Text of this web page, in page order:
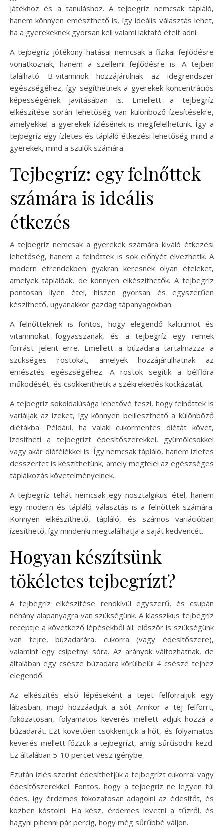
játékhoz és a tanuláshoz. A tejbegríz nemcsak tápláló,
hanem könnyen emészthető is, így ideális választás lehet,
ha a gyerekeknek gyorsan kell valami laktató ételt adni.
A tejbegríz jótékony hatásai nemcsak a fizikai fejlődésre
vonatkoznak, hanem a szellemi fejlődésre is. A tejben
található B-vitaminok hozzájárulnak az idegrendszer
egészségéhez, így segíthetnek a gyerekek koncentrációs
képességének javításában is. Emellett a tejbegríz
elkészítése során lehetőség van különböző ízesítésekre,
amelyekkel a gyerekek ízlésének is megfelelhetünk. Így a
tejbegríz egy ízletes és tápláló étkezési lehetőség mind a
gyerekek, mind a szülők számára.
Tejbegríz: egy felnőttek
számára is ideális
étkezés
A tejbegríz nemcsak a gyerekek számára kiváló étkezési
lehetőség, hanem a felnőttek is sok előnyét élvezhetik. A
modern étrendekben gyakran keresnek olyan ételeket,
amelyek táplálóak, de könnyen elkészíthetők. A tejbegríz
pontosan ilyen étel, hiszen gyorsan és egyszerűen
készíthető, ugyanakkor gazdag tápanyagokban.
A felnőtteknek is fontos, hogy elegendő kalciumot és
vitaminokat fogyasszanak, és a tejbegríz egy remek
forrást jelent erre. Emellett a búzadara tartalmazza a
szükséges rostokat, amelyek hozzájárulhatnak az
emésztés egészségéhez. A rostok segítik a bélflóra
működését, és csökkenthetik a székrekedés kockázatát.
A tejbegríz sokoldalúsága lehetővé teszi, hogy felnőttek is
variálják az ízeket, így könnyen beilleszthető a különböző
diétákba. Például, ha valaki cukormentes diétát követ,
ízesítheti a tejbegrízt édesítőszerekkel, gyümölcsökkel
vagy akár diófélékkel is. Így nemcsak tápláló, hanem ízletes
desszertet is készíthetünk, amely megfelel az egészséges
táplálkozás követelményeinek.
A tejbegríz tehát nemcsak egy nosztalgikus étel, hanem
egy modern és tápláló választás is a felnőttek számára.
Könnyen elkészíthető, tápláló, és számos variációban
ízesíthető, így mindenki megtalálhatja a saját kedvencét.
Hogyan készítsünk
tökéletes tejbegrízt?
A tejbegríz elkészítése rendkívül egyszerű, és csupán
néhány alapanyagra van szükségünk. A klasszikus tejbegríz
receptje a következő lépésekből áll: először is szükségünk
van tejre, búzadarára, cukorra (vagy édesítőszere),
valamint egy csipetnyi sóra. Az arányok változhatnak, de
általában egy csésze búzadara körülbelül 4 csésze tejhez
elegendő.
Az elkészítés első lépéseként a tejet felforraljuk egy
lábasban, majd hozzáadjuk a sót. Amikor a tej felforrt,
fokozatosan, folyamatos keverés mellett adjuk hozzá a
búzadarát. Ezt követően csökkentjük a hőt, és folyamatos
keverés mellett főzzük a tejbegrízt, amíg sűrűsödni kezd.
Ez általában 5-10 percet vesz igénybe.
Ezután ízlés szerint édesíthetjük a tejbegrízt cukorral vagy
édesítőszerekkel. Fontos, hogy a tejbegríz ne legyen túl
édes, így érdemes fokozatosan adagolni az édesítőt, és
közben kóstolni. Ha kész, érdemes levetni a tűzről, és
hagyni pihenni pár percig, hogy még sűrűbbé váljon.